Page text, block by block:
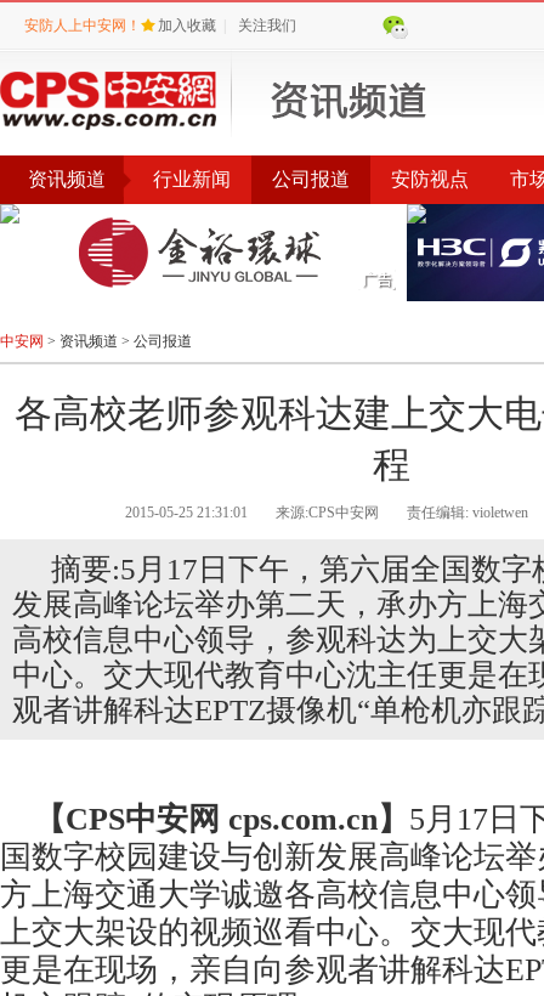
安防人上中安网！ 加入收藏 关注我们
资讯频道 行业新闻 公司报道 安防视点 市
公告 评选 榜单
中安网 > 资讯频道 > 公司报道
各高校老师参观科达建上交大
程
2015-05-25 21:31:01 来源:CPS中安网 责任编辑: violetwen
摘要:5月17日下午，第六届全国数字
发展高峰论坛举办第二天，承办方上海
高校信息中心领导，参观科达为上交大
中心。交大现代教育中心沈主任更是在
观者讲解科达EPTZ摄像机“单枪机亦跟
【CPS中安网 cps.com.cn】 5月17日
国数字校园建设与创新发展高峰论坛
方上海交通大学诚邀各高校信息中心
上交大架设的视频巡看中心。交大现
更是在现场，亲自向参观者讲解科达